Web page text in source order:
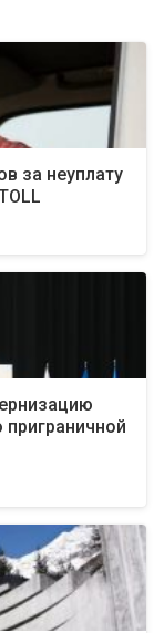
за неуплату